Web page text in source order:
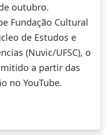
outubro.
Fundação Cultural
de Estudos e
(Nuvic/UFSC), o
a partir das
no YouTube.